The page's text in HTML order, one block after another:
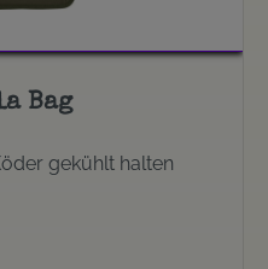
Bag
gekühlt halten